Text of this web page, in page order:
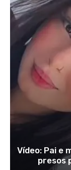
Vídeo: Pai e
presos